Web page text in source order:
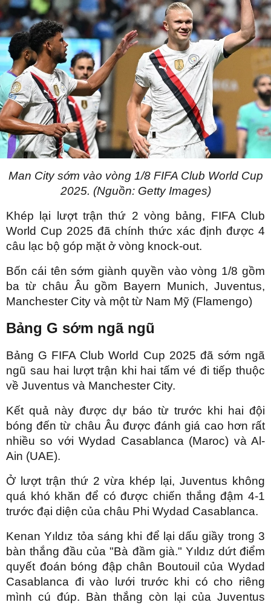
Man City sớm vào vòng 1/8 FIFA Club World Cup
2025. (Nguồn: Getty Images)
Khép lại lượt trận thứ 2 vòng bảng, FIFA Club
World Cup 2025 đã chính thức xác định được 4
câu lạc bộ góp mặt ở vòng knock-out.
Bốn cái tên sớm giành quyền vào vòng 1/8 gồm
ba từ châu Âu gồm Bayern Munich, Juventus,
Manchester City và một từ Nam Mỹ (Flamengo)
Bảng G sớm ngã ngũ
Bảng G FIFA Club World Cup 2025 đã sớm ngã
ngũ sau hai lượt trận khi hai tấm vé đi tiếp thuộc
về Juventus và Manchester City.
Kết quả này được dự báo từ trước khi hai đội
bóng đến từ châu Âu được đánh giá cao hơn rất
nhiều so với Wydad Casablanca (Maroc) và Al-
Ain (UAE).
Ở lượt trận thứ 2 vừa khép lại, Juventus không
quá khó khăn để có được chiến thắng đậm 4-1
trước đại diện của châu Phi Wydad Casablanca.
Kenan Yıldız tỏa sáng khi để lại dấu giầy trong 3
bàn thắng đầu của "Bà đầm già." Yıldız dứt điểm
quyết đoán bóng đập chân Boutouil của Wydad
Casablanca đi vào lưới trước khi có cho riêng
mình cú đúp. Bàn thắng còn lại của Juventus